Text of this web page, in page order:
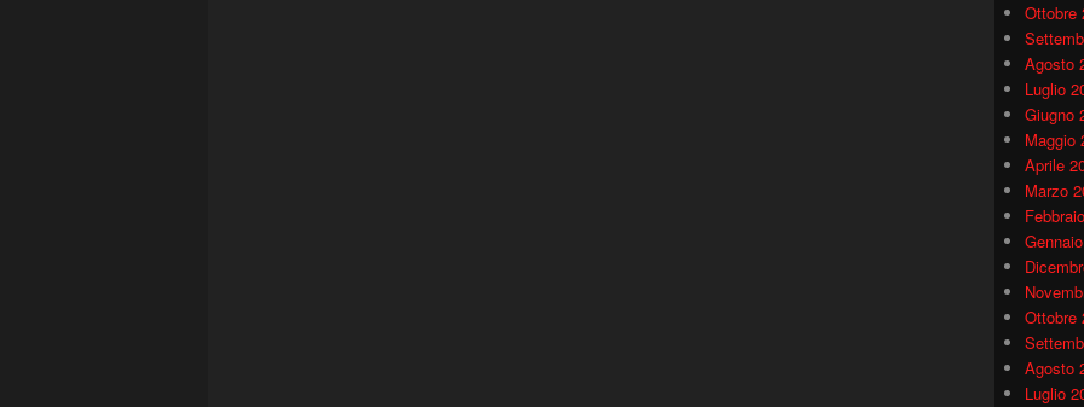
Ottobre
Agosto
Luglio
Giugno
Maggio
Aprile
Marzo
Ottobre
Agosto
Luglio